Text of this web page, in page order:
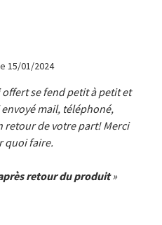
15/01/2024
se fend petit à petit et
mail, téléphoné,
retour de votre part! Merci
quoi faire.
retour du produit